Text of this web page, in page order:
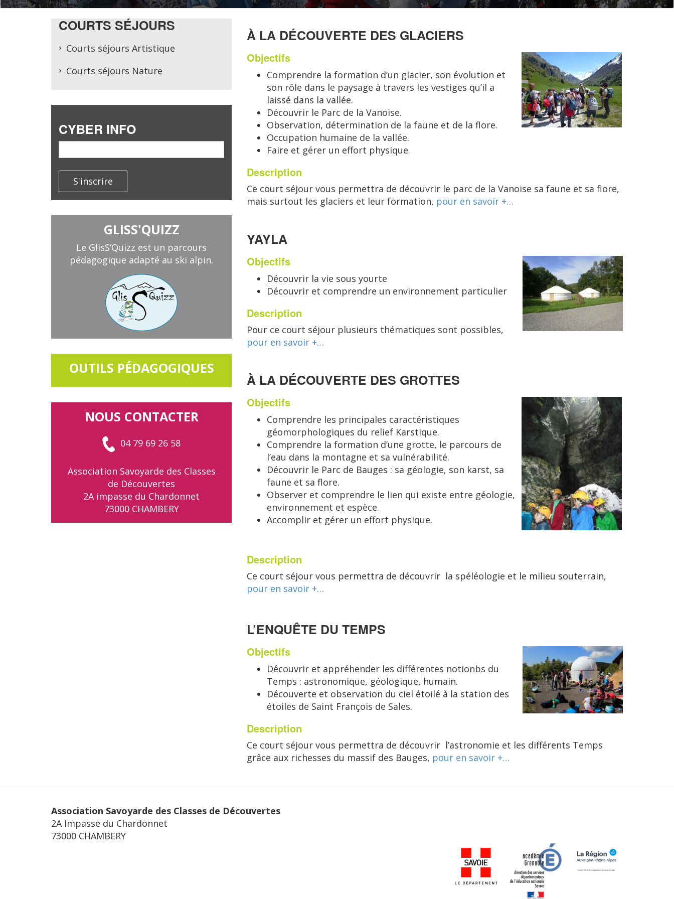
À LA DÉCOUVERTE DES GLACIERS
Objectifs
Comprendre la formation d’un glacier, son évolution et
son rôle dans le paysage à travers les vestiges qu’il a
laissé dans la vallée.
Découvrir le Parc de la Vanoise.
Observation, détermination de la faune et de la flore.
Occupation humaine de la vallée.
Faire et gérer un effort physique.
Description
Ce court séjour vous permettra de découvrir le parc de la Vanoise sa faune et sa flore,
mais surtout les glaciers et leur formation, pour en savoir +…
YAYLA
Objectifs
Découvrir la vie sous yourte
Découvrir et comprendre un environnement particulier
Description
Pour ce court séjour plusieurs thématiques sont possibles,
pour en savoir +…
À LA DÉCOUVERTE DES GROTTES
Objectifs
Comprendre les principales caractéristiques
géomorphologiques du relief Karstique.
Comprendre la formation d’une grotte, le parcours de
l’eau dans la montagne et sa vulnérabilité.
Découvrir le Parc de Bauges : sa géologie, son karst, sa
faune et sa flore.
Observer et comprendre le lien qui existe entre géologie,
environnement et espèce.
Accomplir et gérer un effort physique.
Description
Ce court séjour vous permettra de découvrir la spéléologie et le milieu souterrain,
pour en savoir +…
L’ENQUÊTE DU TEMPS
Objectifs
Découvrir et appréhender les différentes notionbs du
Temps : astronomique, géologique, humain.
Découverte et observation du ciel étoilé à la station des
étoiles de Saint François de Sales.
Description
Ce court séjour vous permettra de découvrir l’astronomie et les différents Temps
grâce aux richesses du massif des Bauges, pour en savoir +…
COURTS SÉJOURS
Courts séjours Artistique
Courts séjours Nature
CYBER INFO
S'inscrire
GLISS'QUIZZ
Le GlisS’Quizz est un parcours
pédagogique adapté au ski alpin.
OUTILS PÉDAGOGIQUES
NOUS CONTACTER
04 79 69 26 58
Association Savoyarde des Classes
de Découvertes
2A impasse du Chardonnet
73000 CHAMBERY
Association Savoyarde des Classes de Découvertes
2A Impasse du Chardonnet
73000 CHAMBERY